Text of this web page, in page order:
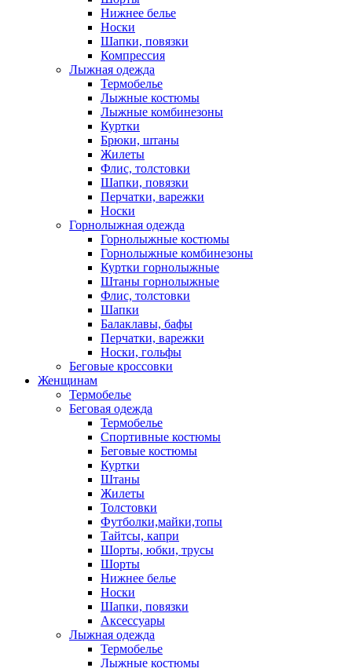
Нижнее белье
Носки
Шапки, повязки
Компрессия
Лыжная одежда
Термобелье
Лыжные костюмы
Лыжные комбинезоны
Куртки
Брюки, штаны
Жилеты
Флис, толстовки
Шапки, повязки
Перчатки, варежки
Носки
Горнолыжная одежда
Горнолыжные костюмы
Горнолыжные комбинезоны
Куртки горнолыжные
Штаны горнолыжные
Флис, толстовки
Шапки
Балаклавы, бафы
Перчатки, варежки
Носки, гольфы
Беговые кроссовки
Женщинам
Термобелье
Беговая одежда
Термобелье
Спортивные костюмы
Беговые костюмы
Куртки
Штаны
Жилеты
Толстовки
Футболки,майки,топы
Тайтсы, капри
Шорты, юбки, трусы
Шорты
Нижнее белье
Носки
Шапки, повязки
Аксессуары
Лыжная одежда
Термобелье
Лыжные костюмы